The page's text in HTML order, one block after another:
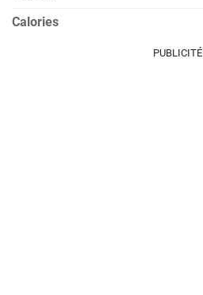
Calories
PUBLICITÉ